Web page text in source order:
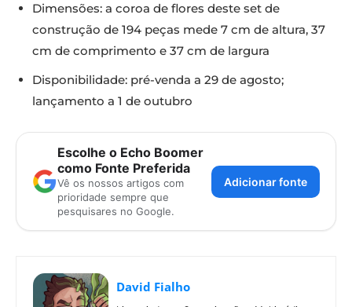
Dimensões: a coroa de flores deste set de
construção de 194 peças mede 7 cm de altura, 37
cm de comprimento e 37 cm de largura
Disponibilidade: pré-venda a 29 de agosto;
lançamento a 1 de outubro
Escolhe o Echo Boomer
como Fonte Preferida
Vê os nossos artigos com
prioridade sempre que
pesquisares no Google.
Adicionar fonte
David Fialho